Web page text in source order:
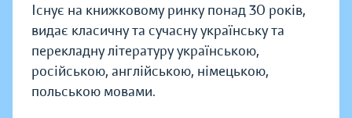
Існує на книжковому ринку понад 30 років,
видає класичну та сучасну українську та
перекладну літературу українською,
російською, англійською, німецькою,
польською мовами.